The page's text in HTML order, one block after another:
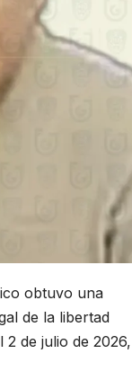
obtuvo una
de la libertad
2 de julio de 2026,